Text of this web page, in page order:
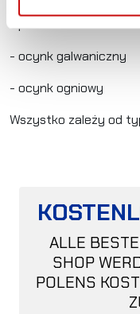
- pomalowane
- ocynk galwaniczny
- ocynk ogniowy
Wszystko zależy od
ALLE
SHOP
POLENS